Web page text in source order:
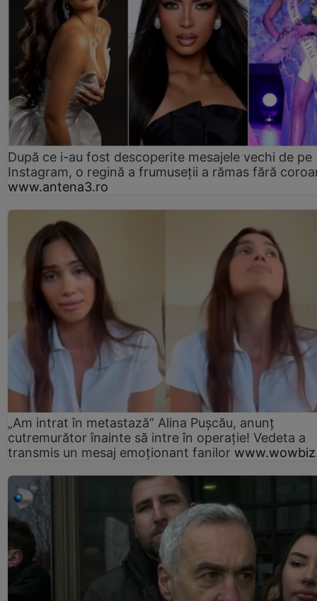
După ce i-au fost descoperite mesajele vechi de pe
Instagram, o regină a frumuseții a rămas fără
www.antena3.ro
„Am intrat în metastază” Alina Pușcău, anunț
cutremurător înainte să intre în operație! Vedeta a
transmis un mesaj emoționant fanilor